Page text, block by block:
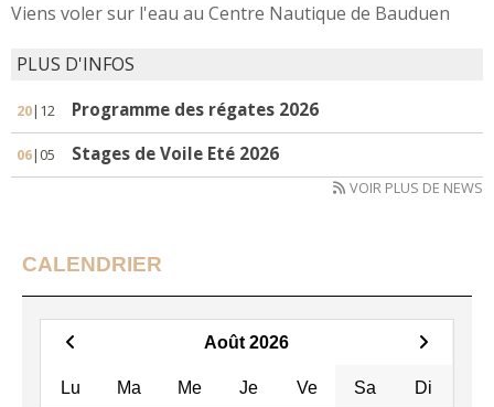
Viens voler sur l'eau au Centre Nautique de Bauduen
PLUS D'INFOS
20|12 Programme des régates 2026
06|05 Stages de Voile Eté 2026
VOIR PLUS DE NEWS
CALENDRIER
Août 2026
Lu Ma Me Je Ve Sa Di